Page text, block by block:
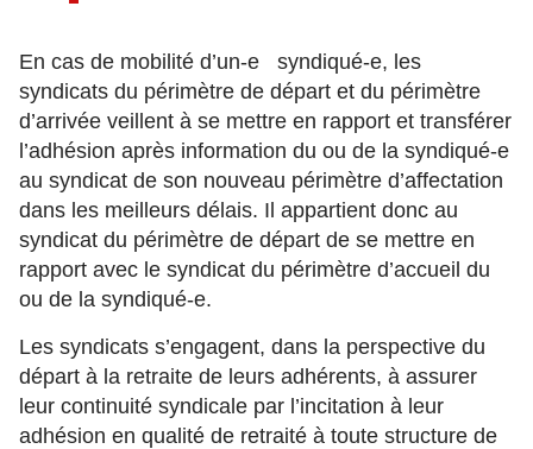
En cas de mobilité d’un-e syndiqué-e, les
syndicats du périmètre de départ et du périmètre
d’arrivée veillent à se mettre en rapport et transférer
l’adhésion après information du ou de la syndiqué-e
au syndicat de son nouveau périmètre d’affectation
dans les meilleurs délais. Il appartient donc au
syndicat du périmètre de départ de se mettre en
rapport avec le syndicat du périmètre d’accueil du
ou de la syndiqué-e.
Les syndicats s’engagent, dans la perspective du
départ à la retraite de leurs adhérents, à assurer
leur continuité syndicale par l’incitation à leur
adhésion en qualité de retraité à toute structure de